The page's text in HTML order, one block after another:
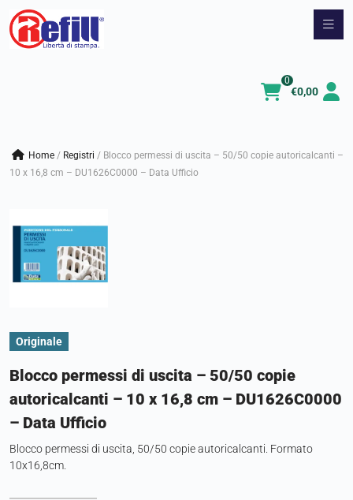
Vai
€0,00
0
Home / registri / Blocco permessi di uscita – 50/50 copie autoricalcanti –
10 x 16,8 cm – DU1626C0000 – Data Ufficio
Originale
Blocco permessi di uscita – 50/50 copie
autoricalcanti – 10 x 16,8 cm – DU1626C0000
– Data Ufficio
Blocco permessi di uscita, 50/50 copie autoricalcanti. Formato
10x16,8cm.